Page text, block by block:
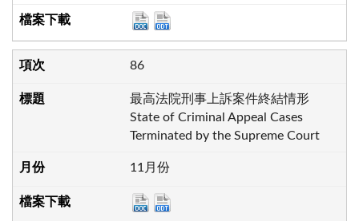
86
最高法院刑事上訴案件終結情形
State of Criminal Appeal Cases
Terminated by the Supreme Court
11月份